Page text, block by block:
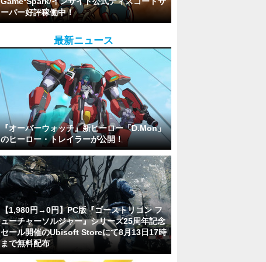
ーバー好評稼働中！
最新ニュース
『オーバーウォッチ』新ヒーロー「D.Mon」
のヒーロー・トレイラーが公開！
【1,980円→0円】PC版『ゴーストリコン フ
ューチャーソルジャー』シリーズ25周年記念
セール開催のUbisoft Storeにて8月13日17時
まで無料配布